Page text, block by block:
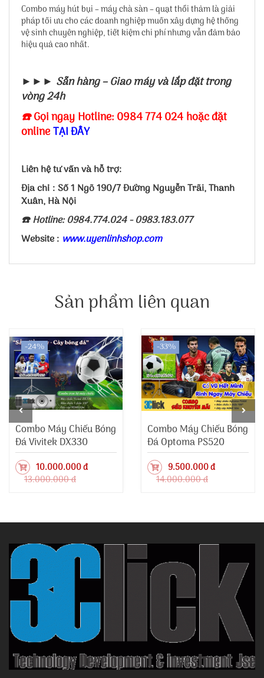
Combo máy hút bụi – máy chà sàn – quạt thổi thảm là giải
pháp tối ưu cho các doanh nghiệp muốn xây dựng hệ thống
vệ sinh chuyên nghiệp, tiết kiệm chi phí nhưng vẫn đảm bảo
hiệu quả cao nhất.
►►► Sẵn hàng – Giao máy và lắp đặt trong
vòng 24h
☎️Gọi ngay Hotline: 0984 774 024 hoặc đặt
onlineTẠI ĐÂY
Liên hệ tư vấn và hỗ trợ:
Địa chỉ : Số 1 Ngõ 190/7 Đường Nguyễn Trãi, Thanh
Xuân, Hà Nội
☎️ Hotline: 0984.774.024 - 0983.183.077
Website : www.uyenlinhshop.com
Sản phẩm liên quan
-24%
Combo Máy Chiếu Bóng
Đá Vivitek DX330
10.000.000 đ
13.000.000 đ
-33%
Combo Máy Chiếu Bóng
Đá Optoma PS520
9.500.000 đ
14.000.000 đ